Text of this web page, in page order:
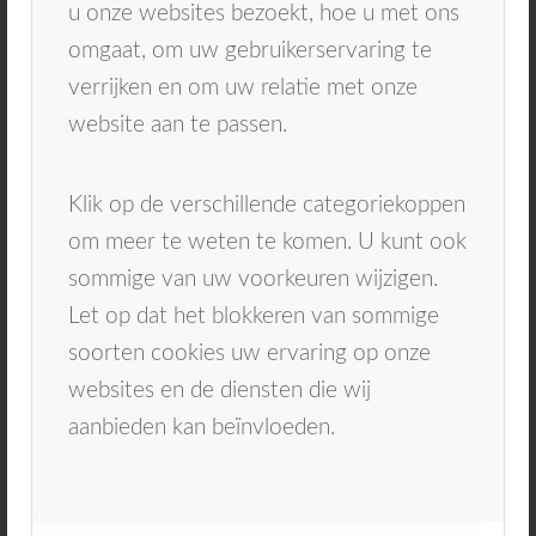
u onze websites bezoekt, hoe u met ons
omgaat, om uw gebruikerservaring te
verrijken en om uw relatie met onze
website aan te passen.
Klik op de verschillende categoriekoppen
om meer te weten te komen. U kunt ook
sommige van uw voorkeuren wijzigen.
Let op dat het blokkeren van sommige
soorten cookies uw ervaring op onze
websites en de diensten die wij
aanbieden kan beïnvloeden.
u uw prothese wel kan dragenenkel voor het
zicht. Let op ‘s nachts uit!
Vervaardigen van de suprastructuur
Na de periode van heling worden in de eerste
zitting afdrukken gemaakt van de nieuwe
situatie in de mond door de tandprotheticus.
Vervolgens worden door het laboratorium
speciale lepels vervaardigd voor de definitieve
afdrukken. In de komende afspraken wordt de
beet en kleur bepaald, de prothese en steg